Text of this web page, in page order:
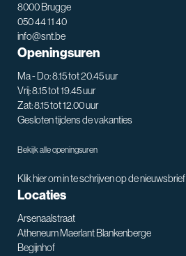
8000 Brugge
050 44 11 40
info@snt.be
Openingsuren
Ma - Do: 8.15 tot 20.45 uur
Vrij: 8.15 tot 19.45 uur
Zat: 8.15 tot 12.00 uur
Gesloten tijdens de vakanties
Bekijk alle openingsuren
Klik hier om in te schrijven op de nieuwsbrief
Locaties
Arsenaalstraat
Atheneum Maerlant Blankenberge
Begijnhof